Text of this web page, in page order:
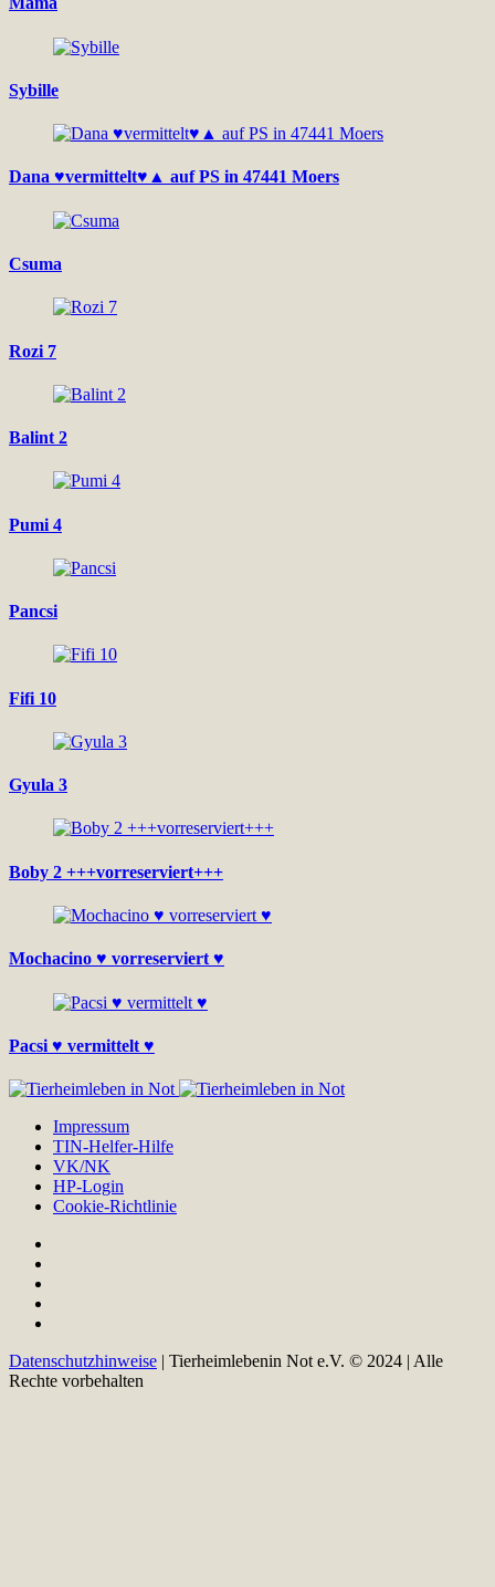
Sybille
Dana ♥vermittelt♥▲ auf PS in 47441 Moers
Csuma
Rozi 7
Balint 2
Pumi 4
Pancsi
Fifi 10
Gyula 3
Boby 2 +++vorreserviert+++
Mochacino ♥ vorreserviert ♥
Pacsi ♥ vermittelt ♥
Impressum
TIN-Helfer-Hilfe
VK/NK
HP-Login
Cookie-Richtlinie
Datenschutzhinweise | Tierheimlebenin Not e.V. © 2024 | Alle
Rechte vorbehalten